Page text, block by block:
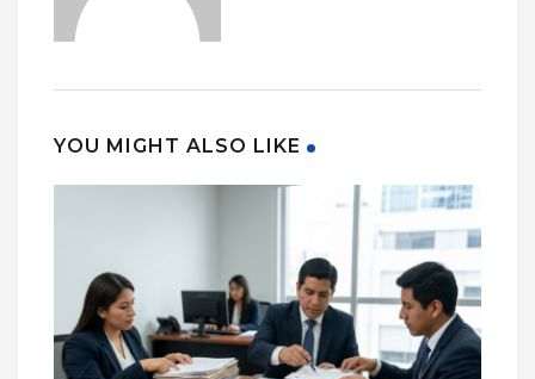
YOU MIGHT ALSO LIKE